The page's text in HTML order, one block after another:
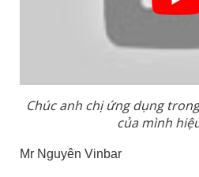
Chúc anh chị ứng dụng
của mình
Mr Nguyên Vinbar